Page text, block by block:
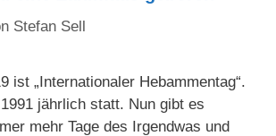
Stefan Sell
ist „Internationaler Hebammentag“.
jährlich statt. Nun gibt es
mehr Tage des Irgendwas und